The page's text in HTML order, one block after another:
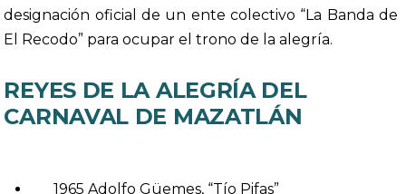
designación oficial de un ente colectivo “La Banda de
El Recodo” para ocupar el trono de la alegría.
REYES DE LA ALEGRÍA DEL
CARNAVAL DE MAZATLÁN
1965 Adolfo Güemes, “Tío Pifas”